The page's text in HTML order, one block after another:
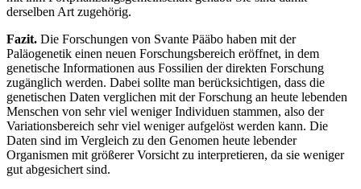
derselben Art zugehörig.
Fazit. Die Forschungen von Svante Pääbo haben mit der
Paläogenetik einen neuen Forschungsbereich eröffnet, in dem
genetische Informationen aus Fossilien der direkten Forschung
zugänglich werden. Dabei sollte man berücksichtigen, dass die
genetischen Daten verglichen mit der Forschung an heute lebenden
Menschen von sehr viel weniger Individuen stammen, also der
Variationsbereich sehr viel weniger aufgelöst werden kann. Die
Daten sind im Vergleich zu den Genomen heute lebender
Organismen mit größerer Vorsicht zu interpretieren, da sie weniger
gut abgesichert sind.